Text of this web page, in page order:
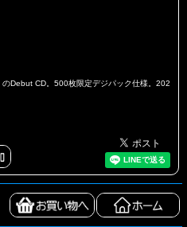
Debut CD。500枚限定デジパック仕様。202